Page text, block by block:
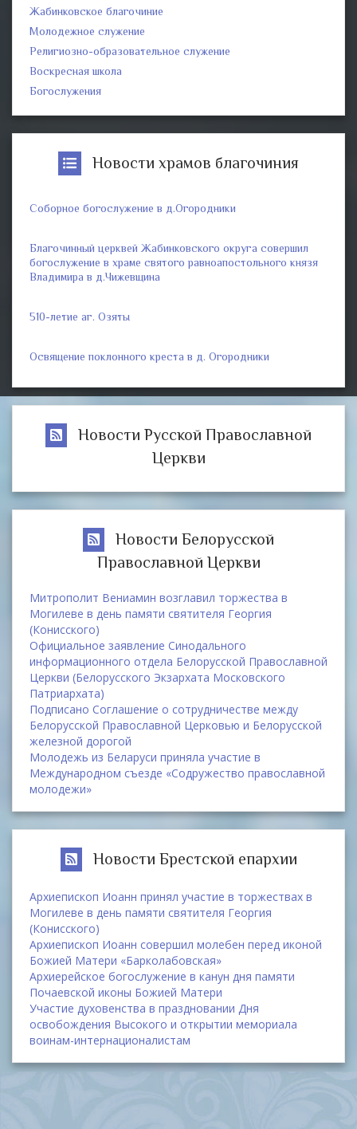
Жабинковское благочиние
Молодежное служение
Религиозно-образовательное служение
Воскресная школа
Богослужения
Новости храмов благочиния
Соборное богослужение в д.Огородники
Благочинный церквей Жабинковского округа совершил
богослужение в храме святого равноапостольного князя
Владимира в д.Чижевщина
510-летие аг. Озяты
Освящение поклонного креста в д. Огородники
Новости Русской Православной
Церкви
Новости Белорусской
Православной Церкви
Митрополит Вениамин возглавил торжества в
Могилеве в день памяти святителя Георгия
(Конисского)
Официальное заявление Синодального
информационного отдела Белорусской Православной
Церкви (Белорусского Экзархата Московского
Патриархата)
Подписано Соглашение о сотрудничестве между
Белорусской Православной Церковью и Белорусской
железной дорогой
Молодежь из Беларуси приняла участие в
Международном съезде «Содружество православной
молодежи»
Новости Брестской епархии
Архиепископ Иоанн принял участие в торжествах в
Могилеве в день памяти святителя Георгия
(Конисского)
Архиепископ Иоанн совершил молебен перед иконой
Божией Матери «Барколабовская»
Архиерейское богослужение в канун дня памяти
Почаевской иконы Божией Матери
Участие духовенства в праздновании Дня
освобождения Высокого и открытии мемориала
воинам-интернационалистам